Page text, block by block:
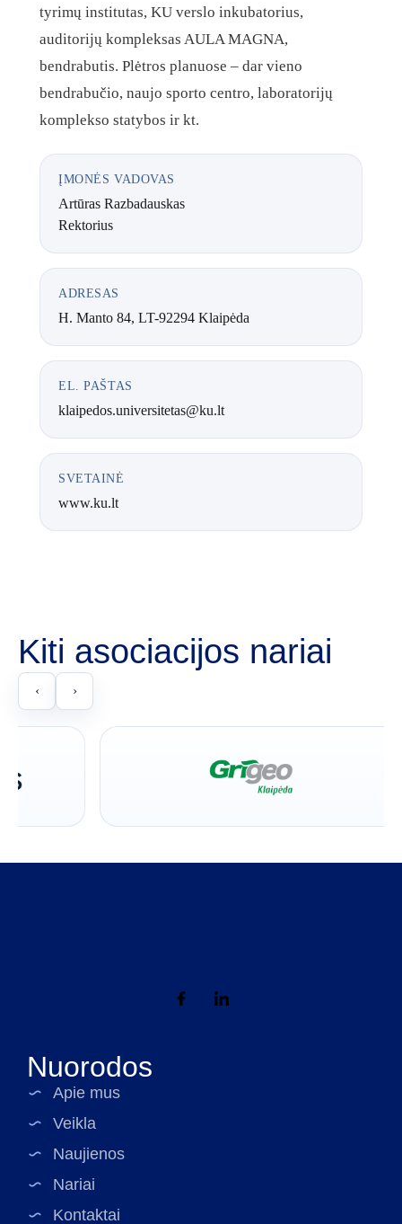
tyrimų institutas, KU verslo inkubatorius,
auditorijų kompleksas AULA MAGNA,
bendrabutis. Plėtros planuose – dar vieno
bendrabučio, naujo sporto centro, laboratorijų
komplekso statybos ir kt.
ĮMONĖS VADOVAS
Artūras Razbadauskas
Rektorius
ADRESAS
H. Manto 84, LT-92294 Klaipėda
EL. PAŠTAS
klaipedos.universitetas@ku.lt
SVETAINĖ
www.ku.lt
Kiti asociacijos nariai
‹ ›
Nuorodos
Apie mus
Veikla
Naujienos
Nariai
Kontaktai